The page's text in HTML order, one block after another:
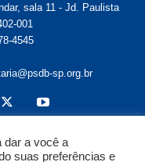
sala 11 - Jd. Paulista
001
4545
sp.org.br
dar a você a
suas preferências e